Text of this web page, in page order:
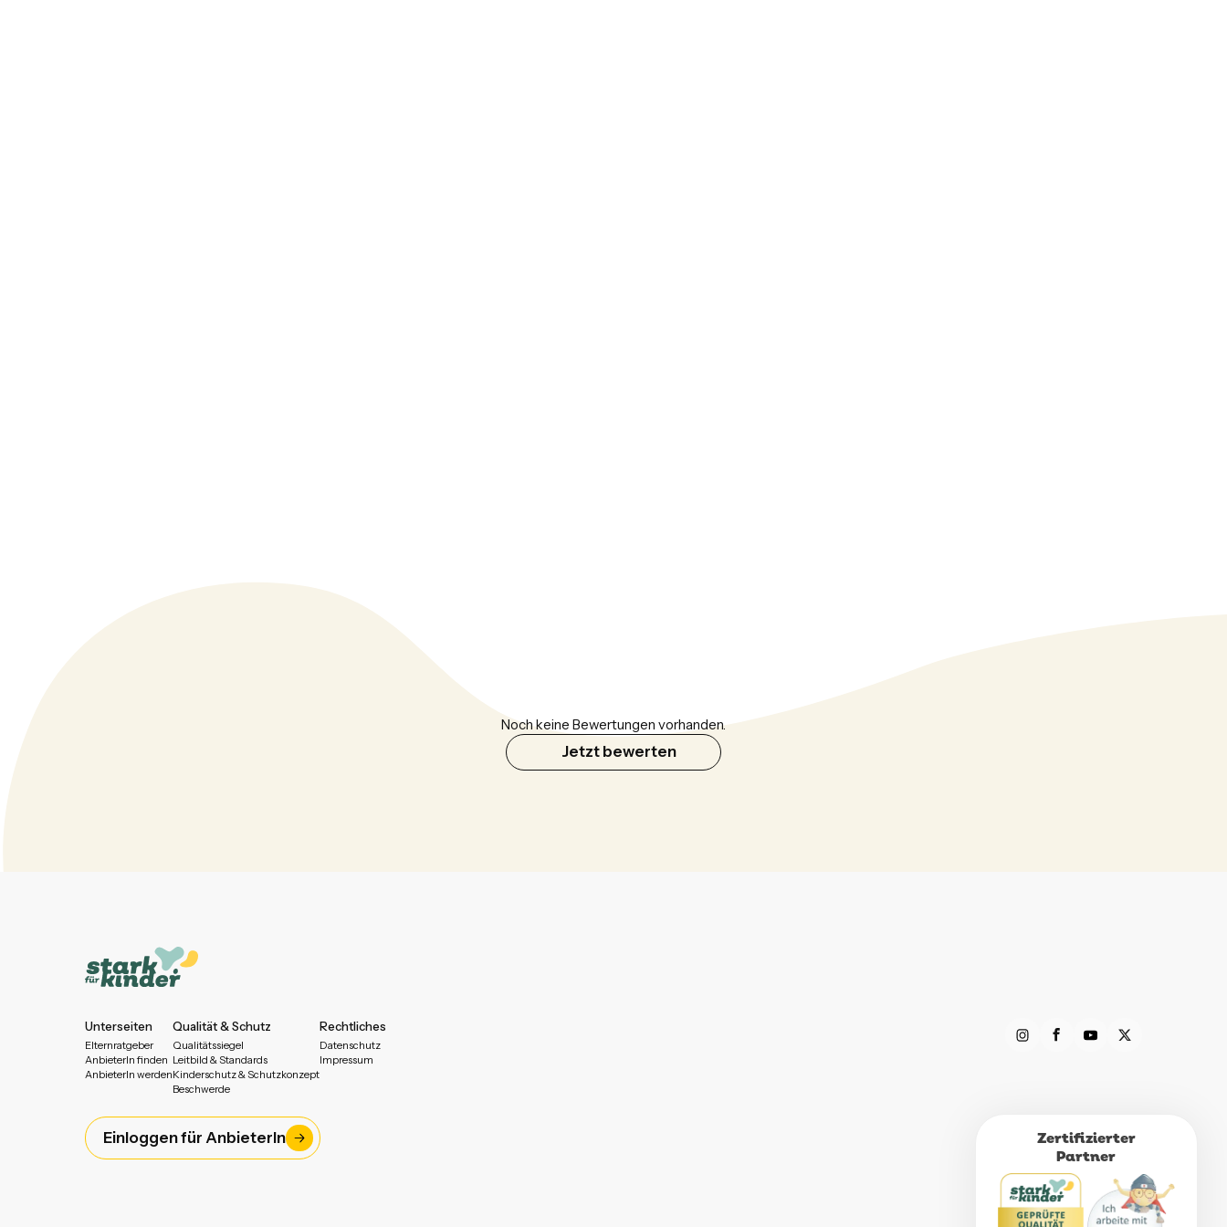
Noch keine Bewertungen vorhanden.
Jetzt bewerten
Unterseiten
Elternratgeber
AnbieterIn finden
AnbieterIn werden
Qualität & Schutz
Qualitätssiegel
Leitbild & Standards
Kinderschutz & Schutzkonzept
Beschwerde
Rechtliches
Datenschutz
Impressum
Einloggen für AnbieterIn
Zertifizierter
Partner